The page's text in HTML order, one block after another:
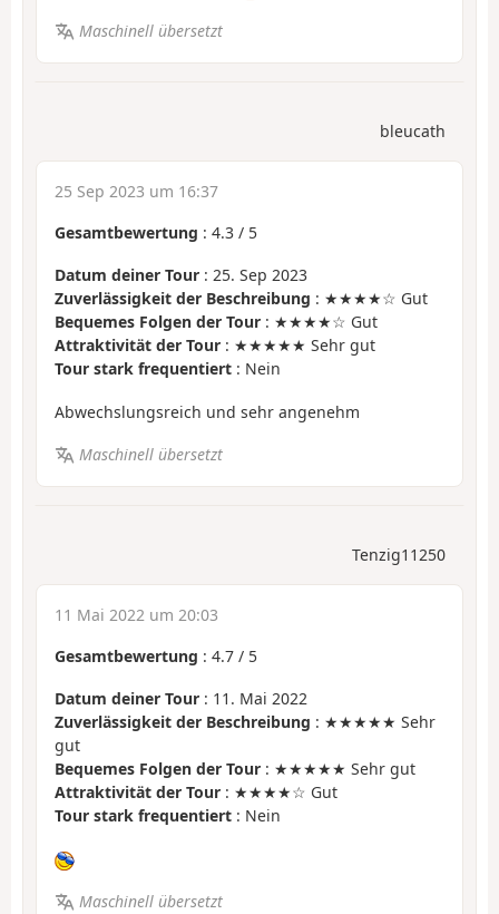
Maschinell übersetzt
bleucath
25 Sep 2023 um 16:37
Gesamtbewertung : 4.3 / 5
Datum deiner Tour : 25. Sep 2023
Zuverlässigkeit der Beschreibung : ★★★★☆ Gut
Bequemes Folgen der Tour : ★★★★☆ Gut
Attraktivität der Tour : ★★★★★ Sehr gut
Tour stark frequentiert : Nein
Abwechslungsreich und sehr angenehm
Maschinell übersetzt
Tenzig11250
11 Mai 2022 um 20:03
Gesamtbewertung : 4.7 / 5
Datum deiner Tour : 11. Mai 2022
Zuverlässigkeit der Beschreibung : ★★★★★ Sehr
gut
Bequemes Folgen der Tour : ★★★★★ Sehr gut
Attraktivität der Tour : ★★★★☆ Gut
Tour stark frequentiert : Nein
Maschinell übersetzt